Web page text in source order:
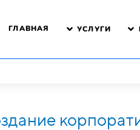
ГЛАВНАЯ УСЛУГИ